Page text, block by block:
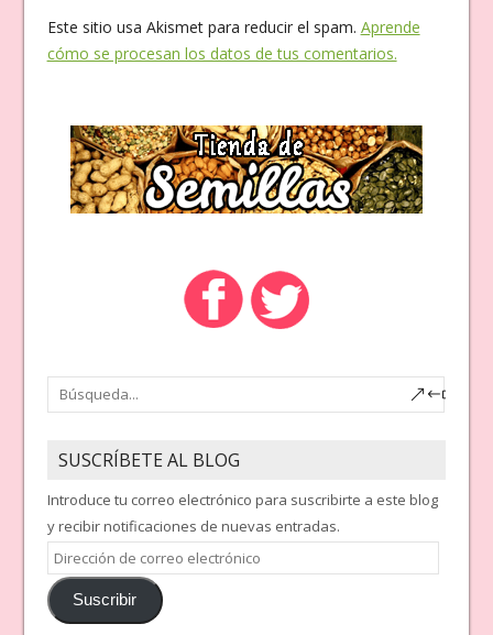
Este sitio usa Akismet para reducir el spam. Aprende
cómo se procesan los datos de tus comentarios.
SUSCRÍBETE AL BLOG
Introduce tu correo electrónico para suscribirte a este blog
y recibir notificaciones de nuevas entradas.
Dirección
de
correoSuscribir